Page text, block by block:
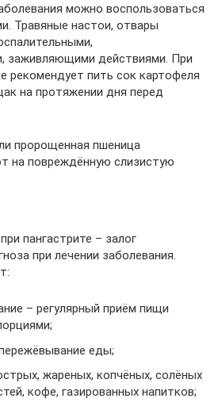
можно воспользоваться
Травяные настои, отвары
заживляющими действиями. При
рекомендует пить сок картофеля
на протяжении дня перед
пророщенная пшеница
на повреждённую слизистую
пангастрите – залог
при лечении заболевания.
– регулярный приём пищи
еды;
жареных, копчёных, солёных
кофе, газированных напитков;